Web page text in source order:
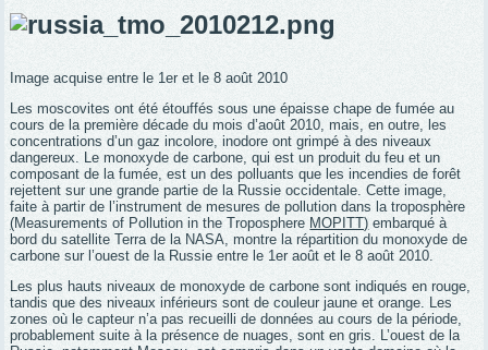
Image acquise entre le 1er et le 8 août 2010
Les moscovites ont été étouffés sous une épaisse chape de fumée au
cours de la première décade du mois d’août 2010, mais, en outre, les
concentrations d’un gaz incolore, inodore ont grimpé à des niveaux
dangereux. Le monoxyde de carbone, qui est un produit du feu et un
composant de la fumée, est un des polluants que les incendies de forêt
rejettent sur une grande partie de la Russie occidentale. Cette image,
faite à partir de l’instrument de mesures de pollution dans la troposphère
(Measurements of Pollution in the Troposphere MOPITT) embarqué à
bord du satellite Terra de la NASA, montre la répartition du monoxyde de
carbone sur l’ouest de la Russie entre le 1er août et le 8 août 2010.
Les plus hauts niveaux de monoxyde de carbone sont indiqués en rouge,
tandis que des niveaux inférieurs sont de couleur jaune et orange. Les
zones où le capteur n’a pas recueilli de données au cours de la période,
probablement suite à la présence de nuages, sont en gris. L’ouest de la